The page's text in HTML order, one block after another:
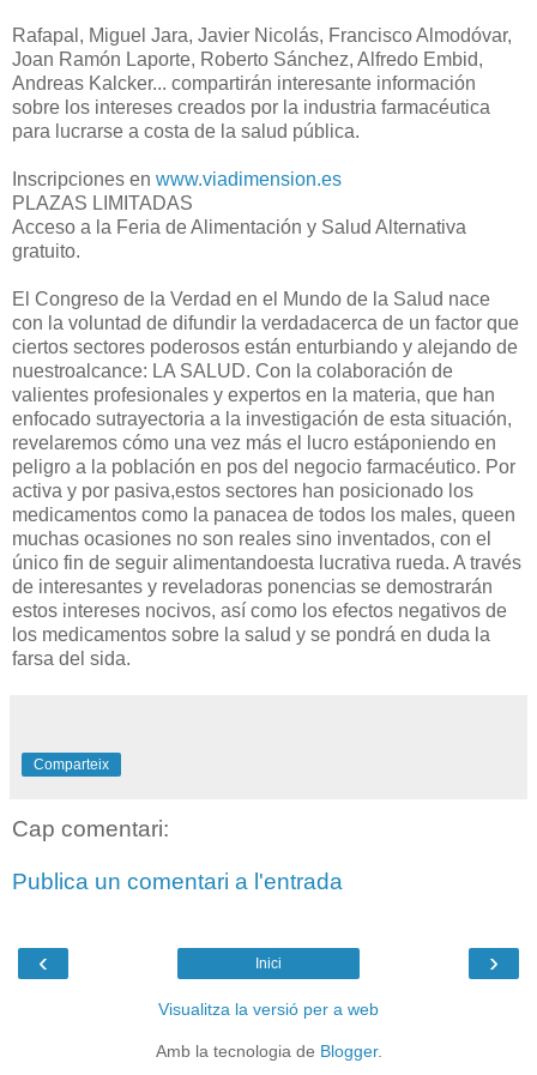
Rafapal, Miguel Jara, Javier Nicolás, Francisco Almodóvar,
Joan Ramón Laporte, Roberto Sánchez, Alfredo Embid,
Andreas Kalcker... compartirán interesante información
sobre los intereses creados por la industria farmacéutica
para lucrarse a costa de la salud pública.
Inscripciones en www.viadimension.es
PLAZAS LIMITADAS
Acceso a la Feria de Alimentación y Salud Alternativa
gratuito.
El Congreso de la Verdad en el Mundo de la Salud nace
con la voluntad de difundir la verdadacerca de un factor que
ciertos sectores poderosos están enturbiando y alejando de
nuestroalcance: LA SALUD. Con la colaboración de
valientes profesionales y expertos en la materia, que han
enfocado sutrayectoria a la investigación de esta situación,
revelaremos cómo una vez más el lucro estáponiendo en
peligro a la población en pos del negocio farmacéutico. Por
activa y por pasiva,estos sectores han posicionado los
medicamentos como la panacea de todos los males, queen
muchas ocasiones no son reales sino inventados, con el
único fin de seguir alimentandoesta lucrativa rueda. A través
de interesantes y reveladoras ponencias se demostrarán
estos intereses nocivos, así como los efectos negativos de
los medicamentos sobre la salud y se pondrá en duda la
farsa del sida.
Comparteix
Cap comentari:
Publica un comentari a l'entrada
‹ ›
Inici
Visualitza la versió per a web
Amb la tecnologia de Blogger.